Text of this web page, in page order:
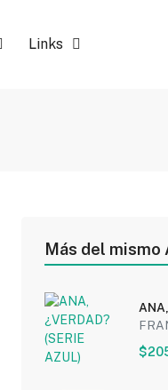
Links
Más del mismo